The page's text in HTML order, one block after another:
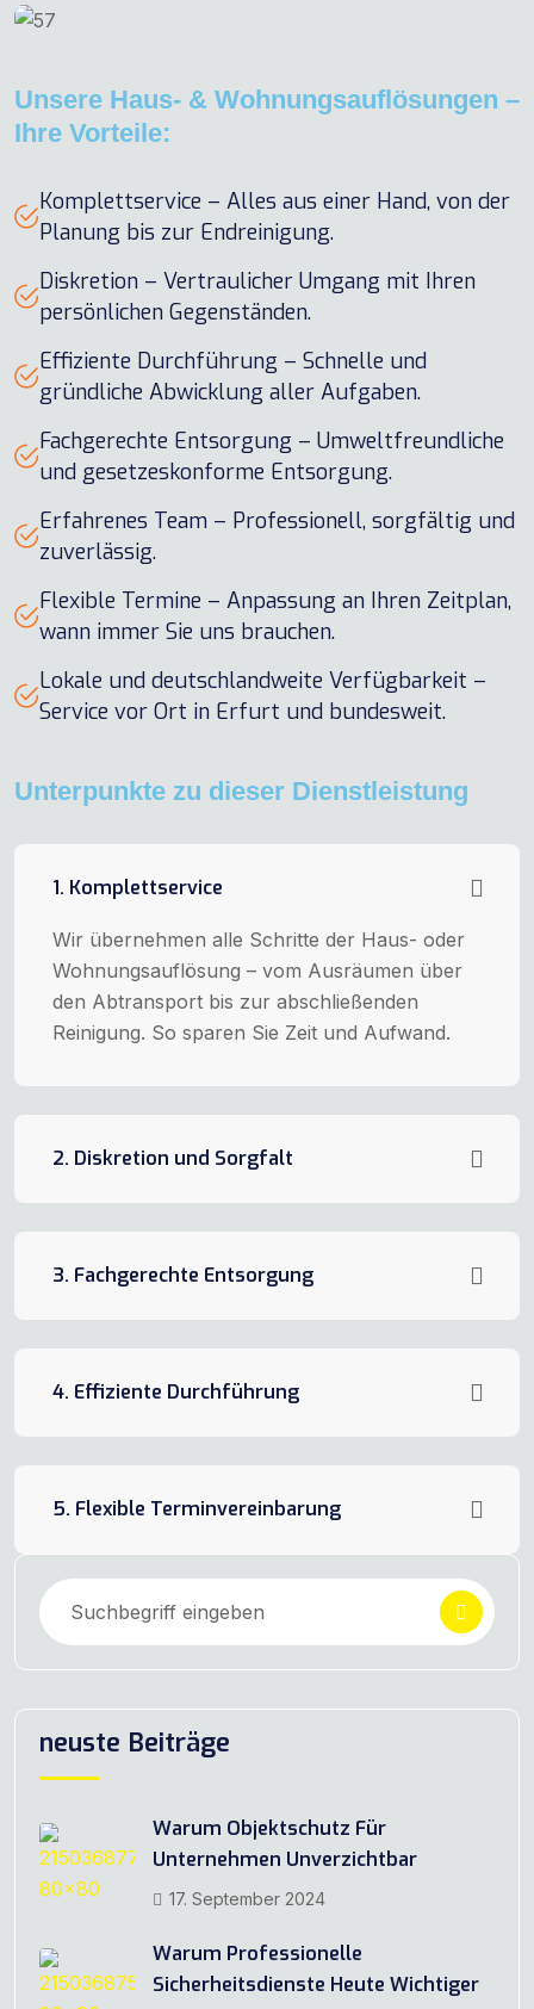
Unsere Haus- & Wohnungsauflösungen –
Ihre Vorteile:
Komplettservice – Alles aus einer Hand, von der
Planung bis zur Endreinigung.
Diskretion – Vertraulicher Umgang mit Ihren
persönlichen Gegenständen.
Effiziente Durchführung – Schnelle und
gründliche Abwicklung aller Aufgaben.
Fachgerechte Entsorgung – Umweltfreundliche
und gesetzeskonforme Entsorgung.
Erfahrenes Team – Professionell, sorgfältig und
zuverlässig.
Flexible Termine – Anpassung an Ihren Zeitplan,
wann immer Sie uns brauchen.
Lokale und deutschlandweite Verfügbarkeit –
Service vor Ort in Erfurt und bundesweit.
Unterpunkte zu dieser Dienstleistung
1. Komplettservice
Wir übernehmen alle Schritte der Haus- oder
Wohnungsauflösung – vom Ausräumen über
den Abtransport bis zur abschließenden
Reinigung. So sparen Sie Zeit und Aufwand.
2. Diskretion und Sorgfalt
3. Fachgerechte Entsorgung
4. Effiziente Durchführung
5. Flexible Terminvereinbarung
neuste Beiträge
Warum Objektschutz Für
Unternehmen Unverzichtbar
17. September 2024
Warum Professionelle
Sicherheitsdienste Heute Wichtiger